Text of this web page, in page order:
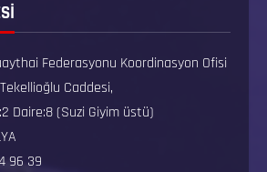
Federasyonu Koordinasyon Ofisi
Caddesi,
Daire:8 (Suzi Giyim üstü)
96 39